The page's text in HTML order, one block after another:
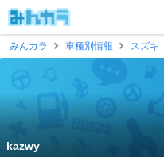
みんカラ
車種別情報 スズキ
kazwy